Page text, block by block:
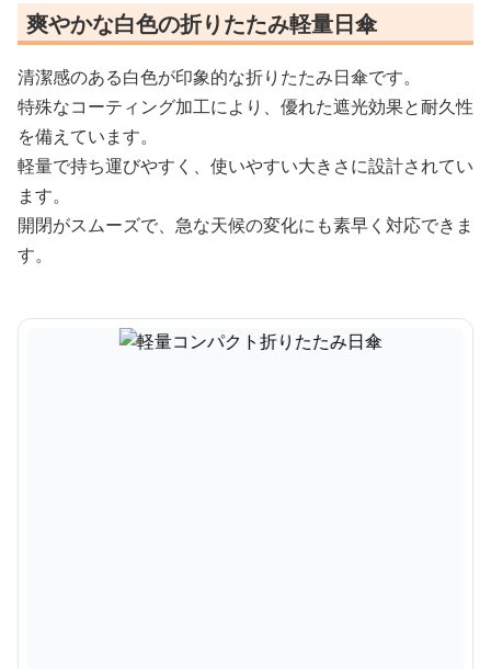
爽やかな白色の折りたたみ軽量日傘
清潔感のある白色が印象的な折りたたみ日傘です。
特殊なコーティング加工により、優れた遮光効果と耐久性
を備えています。
軽量で持ち運びやすく、使いやすい大きさに設計されてい
ます。
開閉がスムーズで、急な天候の変化にも素早く対応できま
す。